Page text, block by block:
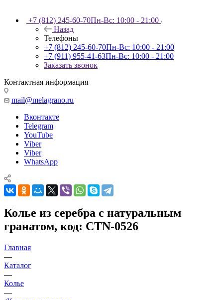
+7 (812) 245-60-70Пн-Вс: 10:00 - 21:00
Назад
Телефоны
+7 (812) 245-60-70Пн-Вс: 10:00 - 21:00
+7 (911) 955-41-63Пн-Вс: 10:00 - 21:00
Заказать звонок
Контактная информация
mail@melagrano.ru
Вконтакте
Telegram
YouTube
Viber
Viber
WhatsApp
Колье из серебра с натуральным
гранатом, код: CTN-0526
Главная
—
Каталог
—
Колье
—